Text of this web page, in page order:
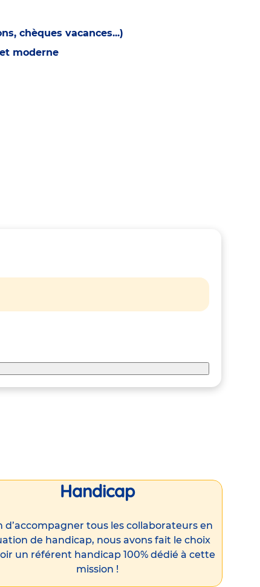
chèques vacances...)
moderne
Handicap
d’accompagner tous les collaborateurs en
de handicap, nous avons fait le choix
un référent handicap 100% dédié à cette
mission !